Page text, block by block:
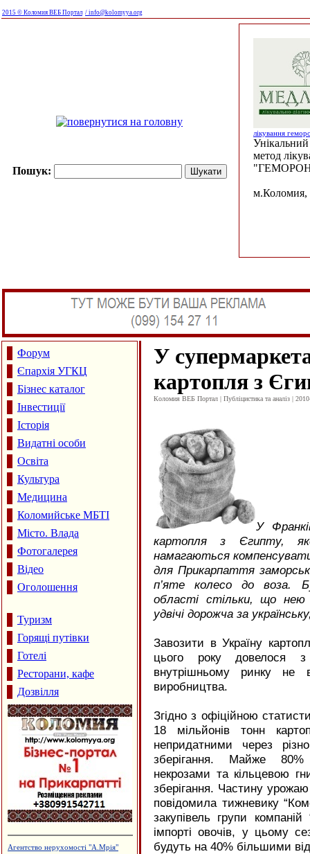
2015 © Коломия ВЕБ Портал / info@kolomyya.org
Пошук:
лікування
Унікальний
метод
м.Коломия,
Форум
Єпархія УГКЦ
Бізнес каталог
Інвестиції
Історія
Видатні особи
Освіта
Культура
Медицина
Коломийське МБТІ
Місто. Влада
Фотогалерея
Відео
Оголошення
Туризм
Горящі путівки
Готелі
Ресторани, кафе
Дозвілля
Пейнтбол
У
картопля з
Коломия ВЕБ Портал | Публіцистика та аналіз |
У
картопля з Єгипту,
намагаються
для Прикарпаття
п’яте колесо до воза.
області стільки, що
удвічі дорожча за
Завозити в Україну
цього року довелося
внутрішньому ринку не
виробництва.
Згідно з офіційною
18 мільйонів тонн
непридатними через
зберігання. Майже 80%
некрозами та кільцевою
зберігання. Частину
повідомила тижневику
закупівель групи компаній
імпорті овочів, у цьому
будуть на 40% більшими